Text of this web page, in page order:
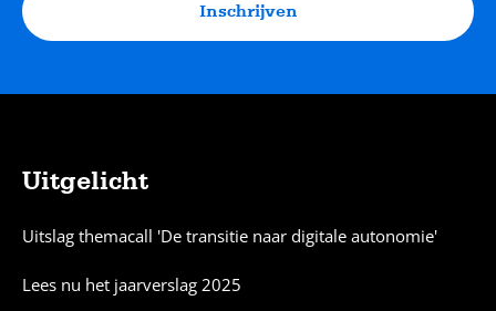
Inschrijven
Uitgelicht
Uitslag themacall 'De transitie naar digitale autonomie'
Lees nu het jaarverslag 2025